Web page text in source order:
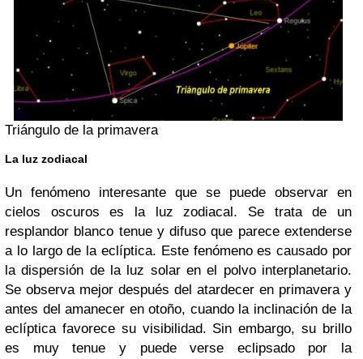
Triángulo de la primavera
La luz zodiacal
Un fenómeno interesante que se puede observar en
cielos oscuros es la luz zodiacal. Se trata de un
resplandor blanco tenue y difuso que parece extenderse
a lo largo de la eclíptica. Este fenómeno es causado por
la dispersión de la luz solar en el polvo interplanetario.
Se observa mejor después del atardecer en primavera y
antes del amanecer en otoño, cuando la inclinación de la
eclíptica favorece su visibilidad. Sin embargo, su brillo
es muy tenue y puede verse eclipsado por la